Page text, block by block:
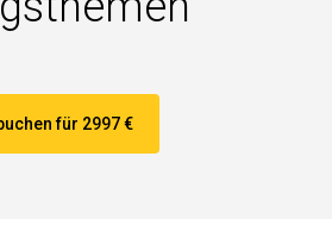
für 2997 €